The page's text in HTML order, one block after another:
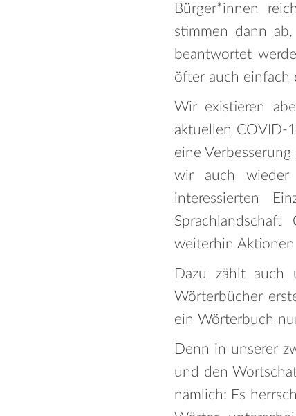
Bürger*innen
stimmen dann
beantwortet
öfter auch einfach
Wir existieren
aktuellen COVID-
eine
wir auch wieder
interessierten
weiterhin
Dazu zählt auch
Wörterbücher
ein Wörterbuch
Denn in unserer
und den
nämlich: Es